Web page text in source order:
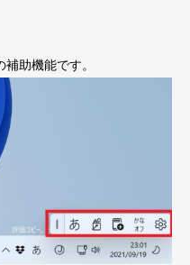
助機能です。